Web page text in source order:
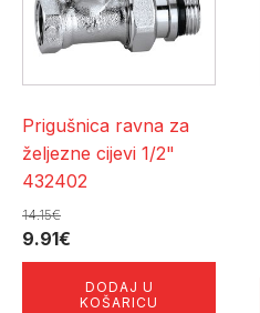
Prigušnica ravna za
željezne cijevi 1/2"
432402
14.15€
Izvorna
cijena
9.91€
cijena
je:DODAJ U
KOŠARICU